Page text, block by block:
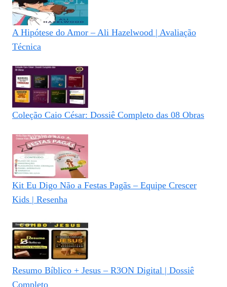
A Hipótese do Amor – Ali Hazelwood | Avaliação
Técnica
Coleção Caio César: Dossiê Completo das 08 Obras
Kit Eu Digo Não a Festas Pagãs – Equipe Crescer
Kids | Resenha
Resumo Bíblico + Jesus – R3ON Digital | Dossiê
Completo